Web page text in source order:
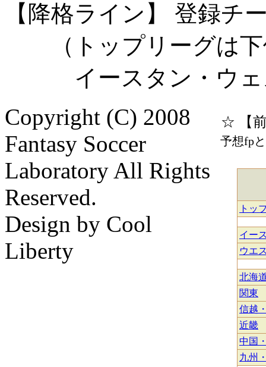
【降格ライン】 登録チ
（トップリーグは下
イースタン・ウェス
☆ 【
予想fp
トッ
イー
ウエ
北海
関東
信越
近畿
中国
九州
Copyright (C) 2008
Fantasy Soccer
Laboratory All Rights
Reserved.
Design by Cool
Liberty